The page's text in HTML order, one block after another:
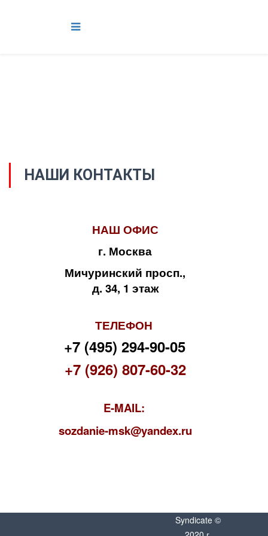
НАШИ КОНТАКТЫ
НАШ ОФИС
г. Москва
Мичуринский просп.,
д. 34, 1 этаж
ТЕЛЕФОН
+7 (495) 294-90-05
+7 (926) 807-60-32
E-MAIL:
sozdanie-msk@yandex.ru
Syndicate ©